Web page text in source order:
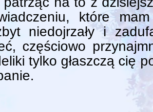
które
niedojrzały i
częściowo
tylko głaszczą cię